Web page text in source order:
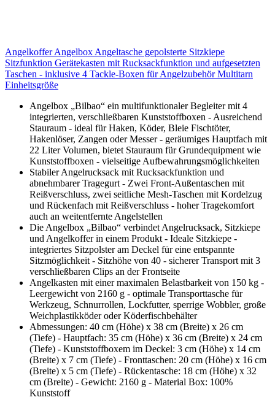
Angelkoffer Angelbox Angeltasche gepolsterte Sitzkiepe
Sitzfunktion Gerätekasten mit Rucksackfunktion und aufgesetzten
Taschen - inklusive 4 Tackle-Boxen für Angelzubehör Multitarn
Einheitsgröße
Angelbox „Bilbao“ ein multifunktionaler Begleiter mit 4
integrierten, verschließbaren Kunststoffboxen - Ausreichend
Stauraum - ideal für Haken, Köder, Bleie Fischtöter,
Hakenlöser, Zangen oder Messer - geräumiges Hauptfach mit
22 Liter Volumen, bietet Stauraum für Grundequipment wie
Kunststoffboxen - vielseitige Aufbewahrungsmöglichkeiten
Stabiler Angelrucksack mit Rucksackfunktion und
abnehmbarer Tragegurt - Zwei Front-Außentaschen mit
Reißverschluss, zwei seitliche Mesh-Taschen mit Kordelzug
und Rückenfach mit Reißverschluss - hoher Tragekomfort
auch an weitentfernte Angelstellen
Die Angelbox „Bilbao“ verbindet Angelrucksack, Sitzkiepe
und Angelkoffer in einem Produkt - Ideale Sitzkiepe -
integriertes Sitzpolster am Deckel für eine entspannte
Sitzmöglichkeit - Sitzhöhe von 40 - sicherer Transport mit 3
verschließbaren Clips an der Frontseite
Angelkasten mit einer maximalen Belastbarkeit von 150 kg -
Leergewicht von 2160 g - optimale Transporttasche für
Werkzeug, Schnurrollen, Lockfutter, sperrige Wobbler, große
Weichplastikköder oder Köderfischbehälter
Abmessungen: 40 cm (Höhe) x 38 cm (Breite) x 26 cm
(Tiefe) - Hauptfach: 35 cm (Höhe) x 36 cm (Breite) x 24 cm
(Tiefe) - Kunststoffboxem im Deckel: 3 cm (Höhe) x 14 cm
(Breite) x 7 cm (Tiefe) - Fronttaschen: 20 cm (Höhe) x 16 cm
(Breite) x 5 cm (Tiefe) - Rückentasche: 18 cm (Höhe) x 32
cm (Breite) - Gewicht: 2160 g - Material Box: 100%
Kunststoff